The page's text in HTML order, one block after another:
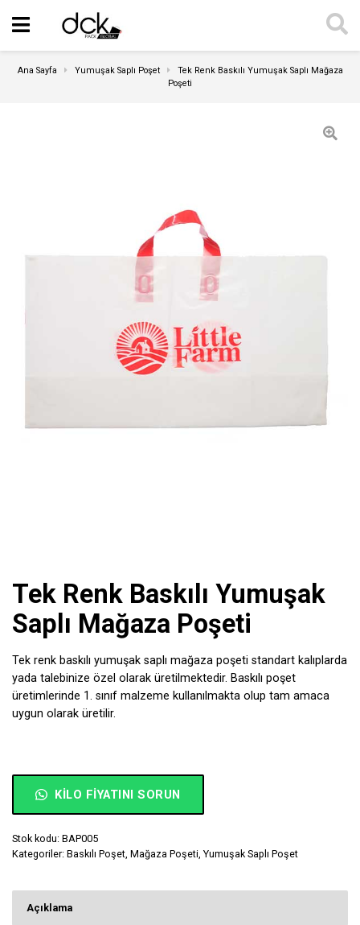
Ana Sayfa Yumuşak Saplı Poşet
Tek Renk Baskılı Yumuşak Saplı Mağaza
Poşeti
Tek Renk Baskılı Yumuşak
Saplı Mağaza Poşeti
Tek renk baskılı yumuşak saplı mağaza poşeti standart kalıplarda
yada talebinize özel olarak üretilmektedir. Baskılı poşet
üretimlerinde 1. sınıf malzeme kullanılmakta olup tam amaca
uygun olarak üretilir.
KILO FIYATINI SORUN
Stok kodu: BAP005
Kategoriler: Baskılı Poşet Mağaza Poşeti Yumuşak Saplı Poşet
Açıklama